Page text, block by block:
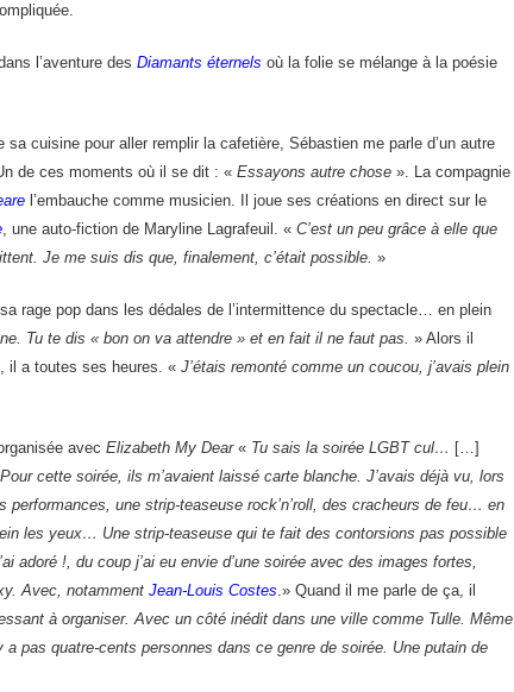
l’aventure des Diamants éternels où la folie se mélange à la poésie
sa cuisine pour aller remplir la cafetière, Sébastien me parle d’un autre
de ces moments où il se dit : « Essayons autre chose ». La compagnie
l’embauche comme musicien. Il joue ses créations en direct sur le
, une auto-fiction de Maryline Lagrafeuil. « C’est un peu grâce à elle que
Je me suis dis que, finalement, c’était possible. »
rage pop dans les dédales de l’intermittence du spectacle… en plein
Tu te dis « bon on va attendre » et en fait il ne faut pas. » Alors il
il a toutes ses heures. « J’étais remonté comme un coucou, j’avais plein
avec Elizabeth My Dear« Tu sais la soirée LGBT cul… […]
cette soirée, ils m’avaient laissé carte blanche. J’avais déjà vu, lors
performances, une strip-teaseuse rock’n’roll, des cracheurs de feu… en
les yeux… Une strip-teaseuse qui te fait des contorsions pas possible
adoré !, du coup j’ai eu envie d’une soirée avec des images fortes,
Avec, notamment Jean-Louis Costes.» Quand il me parle de ça, il
à organiser. Avec un côté inédit dans une ville comme Tulle. Même
a pas quatre-cents personnes dans ce genre de soirée. Une putain de